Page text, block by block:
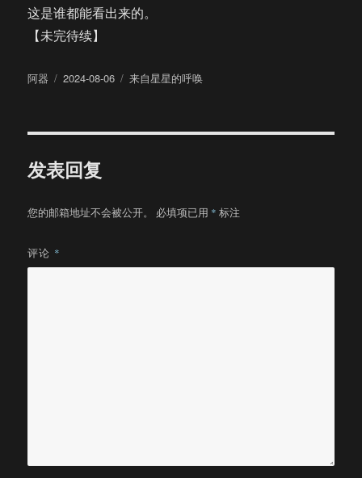
这是谁都能看出来的。
【未完待续】
作
阿器
发
2024-08-06
分
来自星星的呼唤
发表回复
您的邮箱地址不会被公开。 必填项已用 * 标注
评论 *